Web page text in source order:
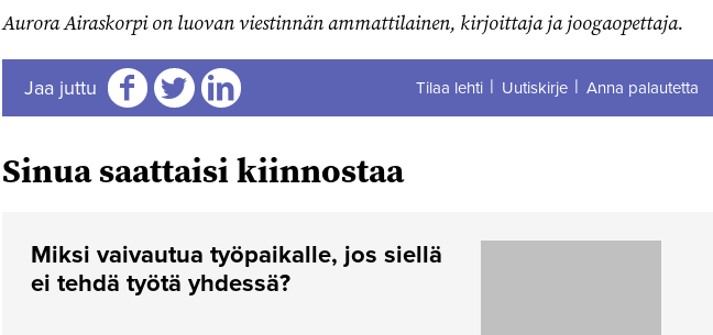
Aurora Airaskorpi on luovan viestinnän ammattilainen, kirjoittaja ja joogaopettaja.
Jaa juttu
JaaJaaJaa
Tilaa lehti Uutiskirje Anna palautetta
Sinua saattaisi kiinnostaa
Miksi vaivautua työpaikalle, jos siellä
ei tehdä työtä yhdessä?